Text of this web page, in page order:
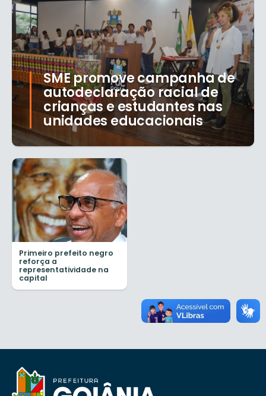
SME promove campanha de
autodeclaração racial de
crianças e estudantes nas
unidades educacionais
Primeiro prefeito negro
reforça a
representatividade na
capital